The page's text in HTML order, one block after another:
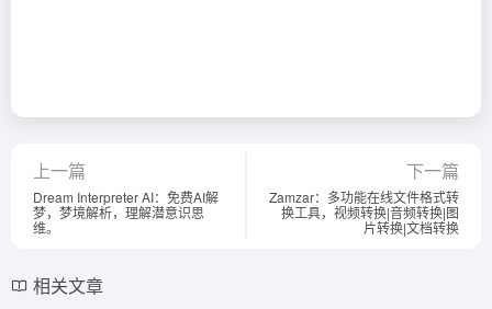
上一篇
Dream Interpreter AI：免费AI解
梦，梦境解析，理解潜意识思
维。
下一篇
Zamzar：多功能在线文件格式转
换工具，视频转换|音频转换|图
片转换|文档转换
相关文章